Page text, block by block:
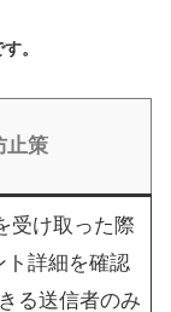
。
止策
受け取った際
ト詳細を確認
る送信者のみ